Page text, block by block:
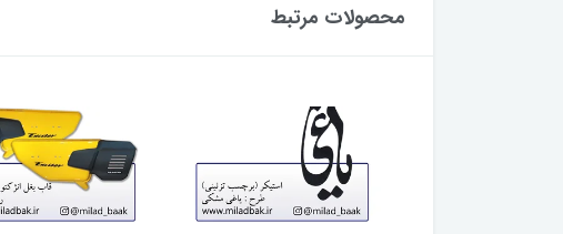
محصولات مرتبط